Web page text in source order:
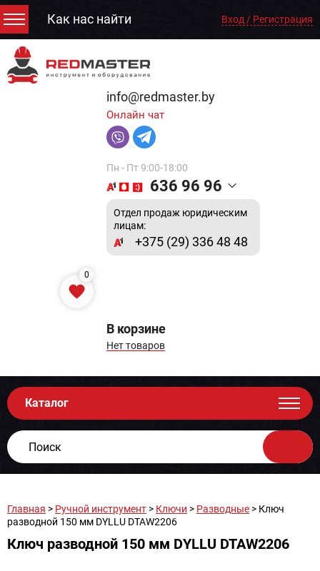
Как нас найти Вход / Регистрация
info@redmaster.by
Онлайн чат
Пн - Пт 9:00-18:00
636 96 96
Отдел продаж юридическим
лицам:
+375 (29) 336 48 48
0
В корзине
Нет товаров
Каталог
Главная > Ручной инструмент > Ключи > Разводные > Ключ
разводной 150 мм DYLLU DTAW2206
Ключ разводной 150 мм DYLLU DTAW2206